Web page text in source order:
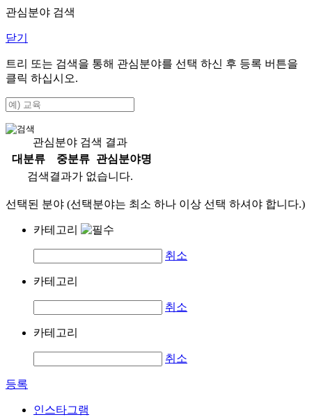
관심분야 검색
닫기
트리 또는 검색을 통해 관심분야를 선택 하신 후 등록 버튼을
클릭 하십시오.
관심분야 검색 결과
대분류
중분류
관심분야명
검색결과가 없습니다.
선택된 분야 (선택분야는 최소 하나 이상 선택 하셔야 합니다.)
카테고리
취소
카테고리
취소
카테고리
취소
등록
인스타그램